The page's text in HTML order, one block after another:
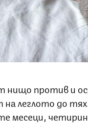
нищо против и
леглото до
месеци,